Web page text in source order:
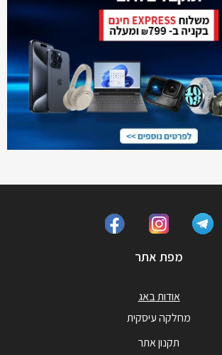
מפת אתר
אודות באג
מחלקה עיסקית
תקנון אתר